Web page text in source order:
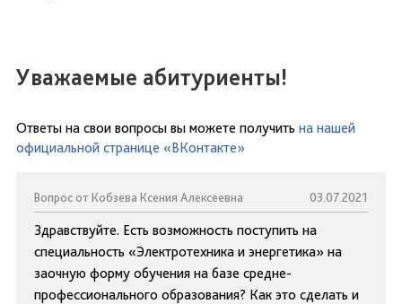
Уважаемые абитуриенты!
Ответы на свои вопросы вы можете получить на нашей
официальной странице «ВКонтакте»
Вопрос от Кобзева Ксения Алексеевна 03.07.2021
Здравствуйте. Есть возможность поступить на
специальность «Электротехника и энергетика» на
заочную форму обучения на базе средне-
профессионального образования? Как это сделать и